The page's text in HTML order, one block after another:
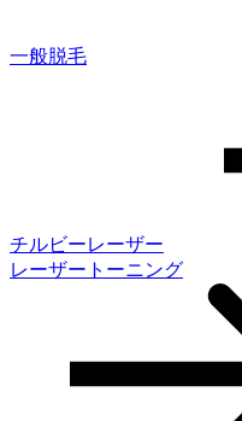
一般脱毛
チルビーレーザー
レーザートーニング